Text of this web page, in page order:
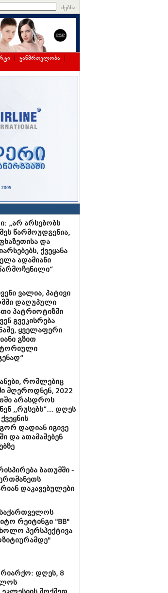
ძებნა
| ჯანმრთელობა |
„არ არსებობს
წარმოუდგენია,
და
ქვეყანა
ადამიანი
ვალია, პატივი
დაღუპული
პატრიოტიზმი
გვეკისრება
ყველაფერი
გზით
რომლებიც
მღეროდნენ, 2022
არასდროს
,,რუსებს”… დღეს
დადიან იგივე
და ათამაშებენ
ბათუმში -
დაკავებულები
საქართველოს
რეიტინგი "BB"
პერსპექტივა
დღეს, 8